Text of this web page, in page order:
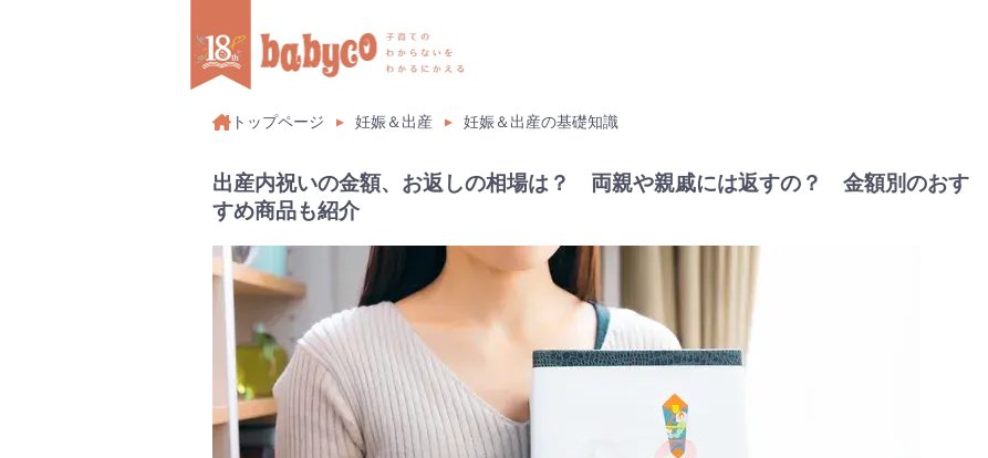
トップページ 妊娠＆出産 妊娠＆出産の基礎知識
出産内祝いの金額、お返しの相場は？ 両親や親戚には返すの？ 金額別のおす
すめ商品も紹介